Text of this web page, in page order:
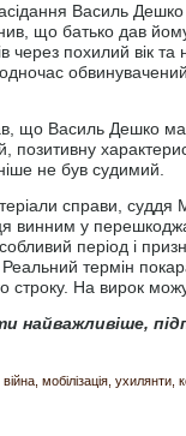
Василь
що батько дав
через похилий вік
що Василь Дешко
позитивну
не був судимий.
справи, суддя
винним у
період і
термін
строку. На вирок
найважливіше,
війна мобілізація ухилянти